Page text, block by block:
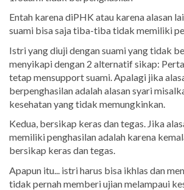
Entah karena diPHK atau karena alasan
suami bisa saja tiba-tiba tidak memiliki
Istri yang diuji dengan suami yang tidak
menyikapi dengan 2 alternatif sikap:
tetap mensupport suami. Apalagi jika
berpenghasilan adalah alasan syari
kesehatan yang tidak memungkinkan.
Kedua, bersikap keras dan tegas. Jika
memiliki penghasilan adalah karena
bersikap keras dan tegas.
Apapun itu... istri harus bisa ikhlas dan
tidak pernah memberi ujian melampaui